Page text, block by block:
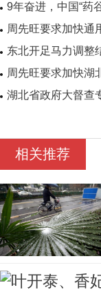
9年奋进，中国“药
周先旺要求加快通
东北开足马力调整
周先旺要求加快湖
湖北省政府大督查
相关推荐